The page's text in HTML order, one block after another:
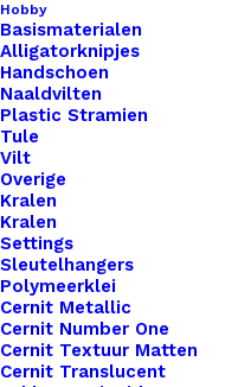
Hobby
Basismaterialen
Alligatorknipjes
Handschoen
Naaldvilten
Plastic Stramien
Tule
Vilt
Overige
Kralen
Kralen
Settings
Sleutelhangers
Polymeerklei
Cernit Metallic
Cernit Number One
Cernit Textuur Matten
Cernit Translucent